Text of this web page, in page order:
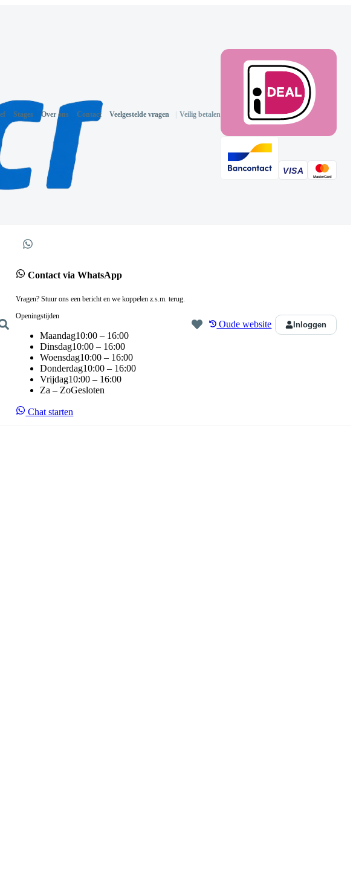
Stages Over ons Contact Veelgestelde vragen | Veilig betalen
Contact via WhatsApp
Vragen? Stuur ons een bericht en we koppelen z.s.m. terug.
Openingstijden
Maandag10:00 – 16:00
Dinsdag10:00 – 16:00
Woensdag10:00 – 16:00
Donderdag10:00 – 16:00
Vrijdag10:00 – 16:00
Za – ZoGesloten
Chat starten
Oude website Inloggen